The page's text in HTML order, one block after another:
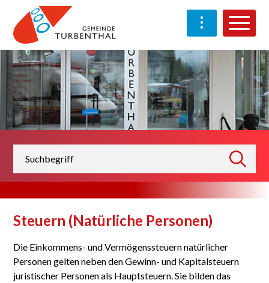
Navigieren in
Schnellnavigation
suchen
Steuern (Natürliche Personen)
Die Einkommens- und Vermögenssteuern natürlicher
Personen gelten neben den Gewinn- und Kapitalsteuern
juristischer Personen als Hauptsteuern. Sie bilden das